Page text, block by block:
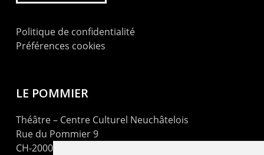
Politique de confidentialité
Préférences cookies
LE POMMIER
Théâtre – Centre Culturel Neuchâtelois
Rue du Pommier 9
CH-2000 Neuchâtel